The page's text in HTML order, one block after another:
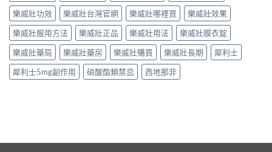
樂威壯功效
樂威壯台灣官網 樂威壯哪裡買
樂威壯效果
樂威壯服用方法
樂威壯正品 樂威壯用法
樂威壯膜衣錠
樂威壯藥局
樂威壯藥房 樂威壯購買 樂威壯長期
犀利士
犀利士5mg副作用
硝酸酯類禁忌 西地那非